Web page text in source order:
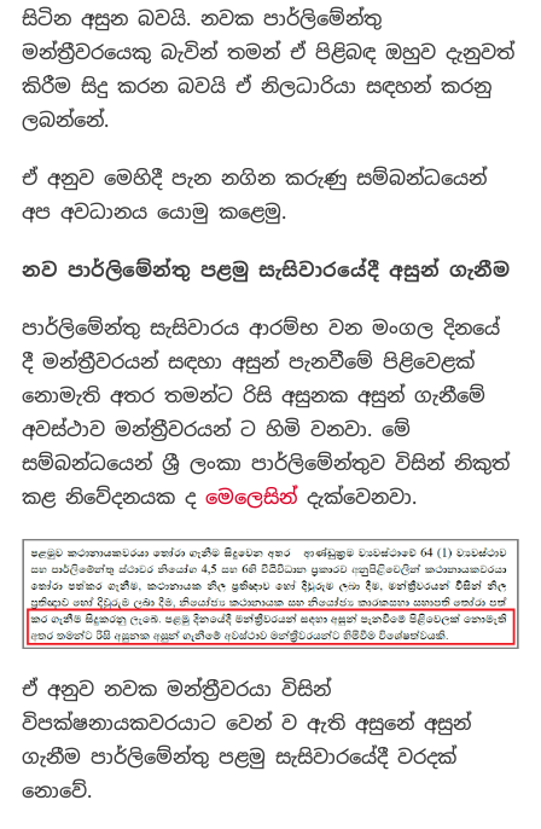
සිටින අසුන බවයි. නවක පාර්ලිමේන්තු
මන්ත්‍රීවරයෙකු බැවින් තමන් ඒ පිළිබඳ ඔහුව දැනුවත්
කිරීම සිදු කරන බවයි ඒ නිලධාරියා සඳහන් කරනු
ලබන්නේ.
ඒ අනුව මෙහිදී පැන නගින කරුණු සම්බන්ධයෙන්
අප අවධානය යොමු කළෙමු.
නව පාර්ලිමේන්තු පළමු සැසිවාරයේදී අසුන් ගැනීම
පාර්ලිමේන්තු සැසිවාරය ආරම්භ වන මංගල දිනයේ
දී මන්ත්‍රීවරයන් සඳහා අසුන් පැනවීමේ පිළිවෙළක්
නොමැති අතර තමන්ට රිසි අසුනක අසුන් ගැනීමේ
අවස්ථාව මන්ත්‍රීවරයන් ට හිමි වනවා. මේ
සම්බන්ධයෙන් ශ්‍රී ලංකා පාර්ලිමේන්තුව විසින් නිකුත්
කළ නිවේදනයක ද මෙලෙසින්දැක්වෙනවා.
ඒ අනුව නවක මන්ත්‍රීවරයා විසින්
විපක්ෂනායකවරයාට වෙන් ව ඇති අසුනේ අසුන්
ගැනීම පාර්ලිමේන්තු පළමු සැසිවාරයේදී වරදක්
නොවේ.